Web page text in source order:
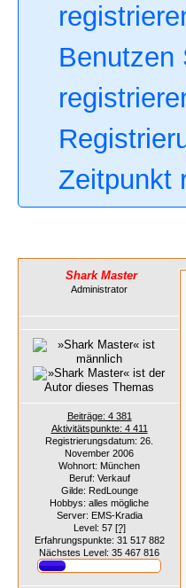
Benutzen
Zeitpunkt
Shark Master
Administrator
Beiträge: 4 381
Aktivitätspunkte: 4 411
Registrierungsdatum: 26.
November 2006
Wohnort: München
Beruf: Verkauf
Gilde: RedLounge
Hobbys: alles mögliche
Server: EMS-Kradia
Level: 57 [?]
Erfahrungspunkte: 31 517 882
Nächstes Level: 35 467 816